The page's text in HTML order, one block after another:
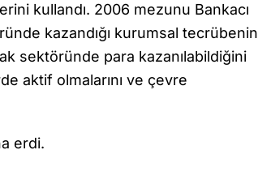
kullandı. 2006 mezunu Bankacı
kazandığı kurumsal tecrübenin
sektöründe para kazanılabildiğini
aktif olmalarını ve çevre
erdi.